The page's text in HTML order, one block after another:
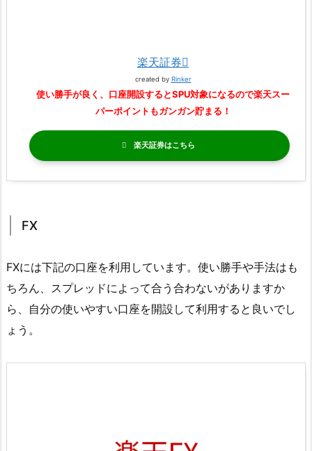
楽天証券
created by Rinker
使い勝手が良く、口座開設するとSPU対象になるので楽天スー
パーポイントもガンガン貯まる！
楽天証券
FX
FXには下記の口座を利用しています。使い勝手や手法はも
ちろん、スプレッドによって合う合わないがありますか
ら、自分の使いやすい口座を開設して利用すると良いでし
ょう。